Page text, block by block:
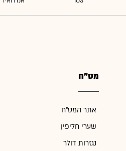
מט"ח
אתר המט"ח
שערי חליפין
נגזרות דולר